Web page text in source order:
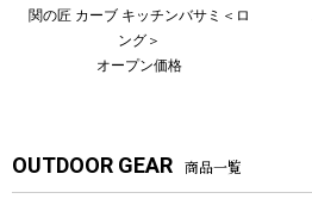
関の匠 カーブ キッチンバサミ＜ロ
ング＞
オープン価格
OUTDOOR GEAR 商品一覧